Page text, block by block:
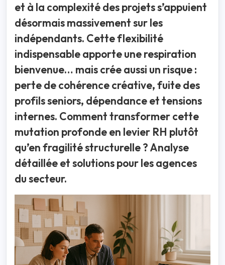
et à la complexité des projets s’appuient
désormais massivement sur les
indépendants. Cette flexibilité
indispensable apporte une respiration
bienvenue… mais crée aussi un risque :
perte de cohérence créative, fuite des
profils seniors, dépendance et tensions
internes. Comment transformer cette
mutation profonde en levier RH plutôt
qu’en fragilité structurelle ? Analyse
détaillée et solutions pour les agences
du secteur.